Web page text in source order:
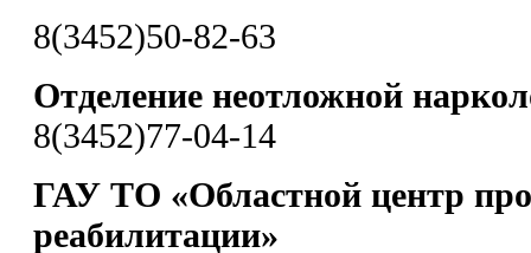
8(3452)50-82-63
Отделение неотложной
8(3452)77-04-14
ГАУ ТО «Областной центр
реабилитации»